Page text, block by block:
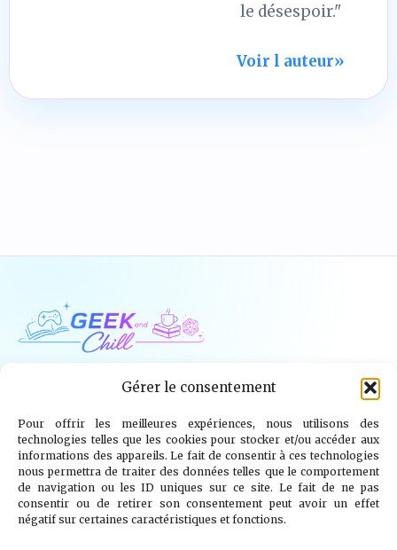
Gérer le consentement
Pour offrir les meilleures expériences, nous utilisons des
technologies telles que les cookies pour stocker et/ou accéder aux
informations des appareils. Le fait de consentir à ces technologies
nous permettra de traiter des données telles que le comportement
de navigation ou les ID uniques sur ce site. Le fait de ne pas
consentir ou de retirer son consentement peut avoir un effet
négatif sur certaines caractéristiques et fonctions.
le désespoir."
Voir l auteur»
Jeux Vidéo Tech Tabletop Livres
Mangas / BD TV Goodies Kids
Wargames